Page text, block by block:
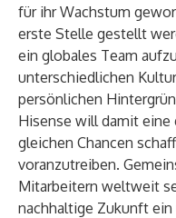
für ihr Wachstum
erste Stelle gestellt
ein globales Team
unterschiedlichen
persönlichen
Hisense will damit
gleichen Chancen
voranzutreiben.
Mitarbeitern weltweit
nachhaltige Zukunft